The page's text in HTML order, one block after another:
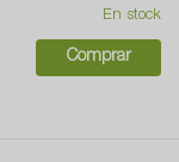
En stock
Comprar